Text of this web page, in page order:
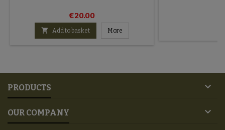
€20.00
 Add to basket More
PRODUCTS 
OUR COMPANY 